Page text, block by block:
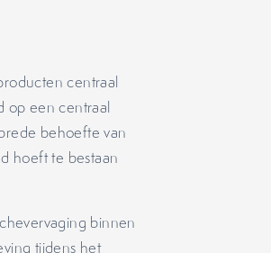
centraal
op een centraal
behoefte van
hoeft te bestaan
binnen
tijdens het